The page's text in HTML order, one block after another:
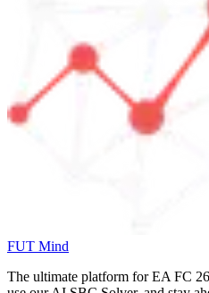
FUT Mind
The ultimate platform for EA FC 26